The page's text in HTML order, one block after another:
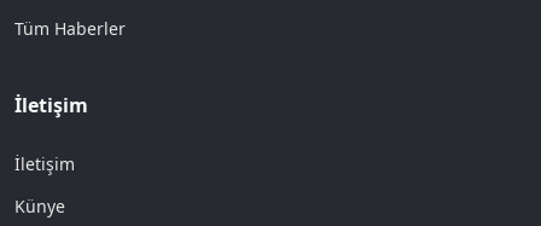
Tüm Haberler
İletişim
İletişim
Künye